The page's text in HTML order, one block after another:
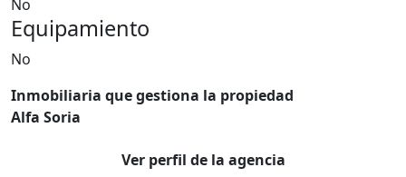
No
Equipamiento
No
Inmobiliaria que gestiona la propiedad
Alfa Soria
Ver perfil de la agencia